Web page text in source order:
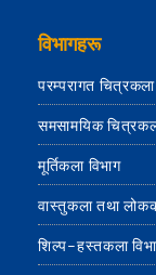
विभागहरू
परम्परागत चित्रकला
समसामयिक
मूर्तिकला विभाग
वास्तुकला तथा
शिल्प–हस्तकला